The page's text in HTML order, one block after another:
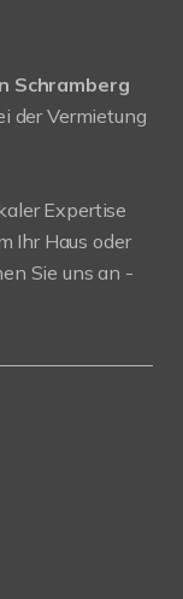
Schramberg
der Vermietung
Expertise
Ihr Haus oder
Sie uns an -